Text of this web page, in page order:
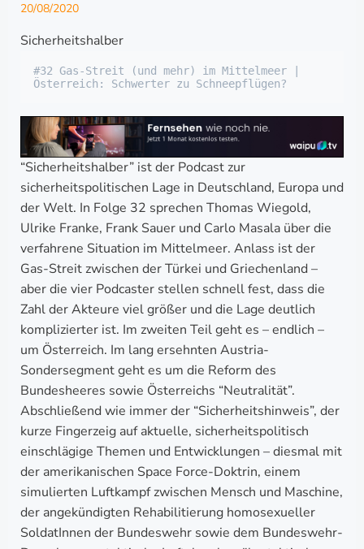
20/08/2020
Sicherheitshalber
#32 Gas-Streit (und mehr) im Mittelmeer |
Österreich: Schwerter zu Schneepflügen?
“Sicherheitshalber” ist der Podcast zur
sicherheitspolitischen Lage in Deutschland, Europa und
der Welt. In Folge 32 sprechen Thomas Wiegold,
Ulrike Franke, Frank Sauer und Carlo Masala über die
verfahrene Situation im Mittelmeer. Anlass ist der
Gas-Streit zwischen der Türkei und Griechenland –
aber die vier Podcaster stellen schnell fest, dass die
Zahl der Akteure viel größer und die Lage deutlich
komplizierter ist. Im zweiten Teil geht es – endlich –
um Österreich. Im lang ersehnten Austria-
Sondersegment geht es um die Reform des
Bundesheeres sowie Österreichs “Neutralität”.
Abschließend wie immer der “Sicherheitshinweis”, der
kurze Fingerzeig auf aktuelle, sicherheitspolitisch
einschlägige Themen und Entwicklungen – diesmal mit
der amerikanischen Space Force-Doktrin, einem
simulierten Luftkampf zwischen Mensch und Maschine,
der angekündigten Rehabilitierung homosexueller
SoldatInnen der Bundeswehr sowie dem Bundeswehr-